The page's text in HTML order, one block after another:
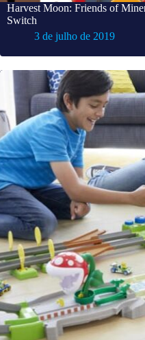
Harvest Moon: Friends of
Switch
3 de julho de 2019